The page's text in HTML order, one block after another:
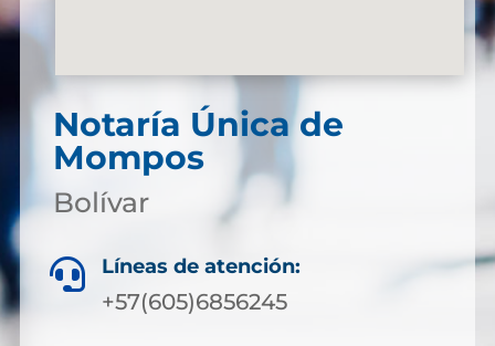
Notaría Única de
Mompos
Bolívar
 Líneas de atención:
+57(605)6856245